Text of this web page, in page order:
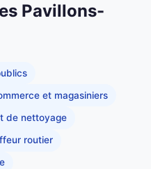
Pavillons-
et magasiniers
de nettoyage
routier